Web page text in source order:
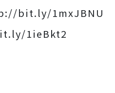
bit.ly/1mxJBNU
1ieBkt2